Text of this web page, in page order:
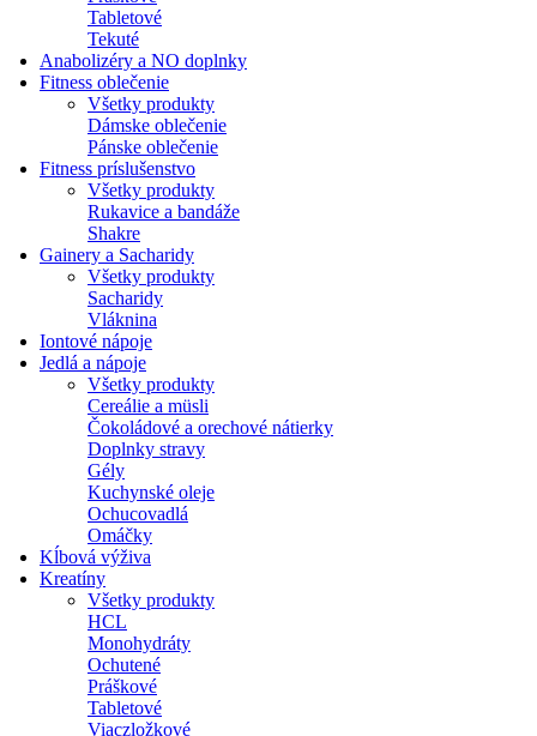
Tabletové
Tekuté
Anabolizéry a NO doplnky
Fitness oblečenie
Všetky produkty
Dámske oblečenie
Pánske oblečenie
Fitness príslušenstvo
Všetky produkty
Rukavice a bandáže
Shakre
Gainery a Sacharidy
Všetky produkty
Sacharidy
Vláknina
Iontové nápoje
Jedlá a nápoje
Všetky produkty
Cereálie a müsli
Čokoládové a orechové nátierky
Doplnky stravy
Gély
Kuchynské oleje
Ochucovadlá
Omáčky
Kĺbová výživa
Kreatíny
Všetky produkty
HCL
Monohydráty
Ochutené
Práškové
Tabletové
Viaczložkové